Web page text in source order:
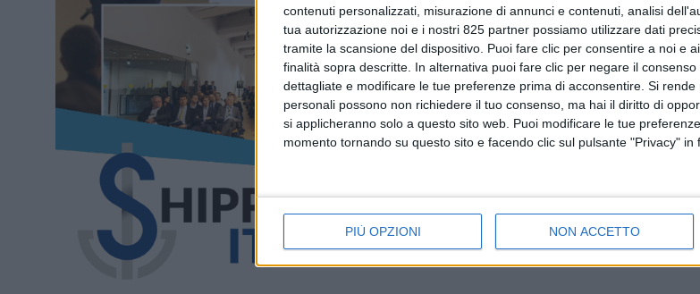
contenuti personalizzati, misurazione di annunci e contenuti, analisi
tua autorizzazione noi e i nostri 825 partner possiamo utilizzare dati
tramite la scansione del dispositivo. Puoi fare clic per consentire a noi e
finalità sopra descritte. In alternativa puoi fare clic per negare il
dettagliate e modificare le tue preferenze prima di acconsentire. Si rende
personali possono non richiedere il tuo consenso, ma hai il diritto di
si applicheranno solo a questo sito web. Puoi modificare le tue
momento tornando su questo sito e facendo clic sul pulsante "Privacy" in
PIÙ OPZIONI NON ACCETTO